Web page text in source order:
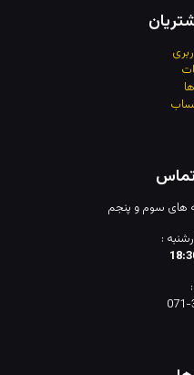
ها
های سوم و پنجم
:
071-